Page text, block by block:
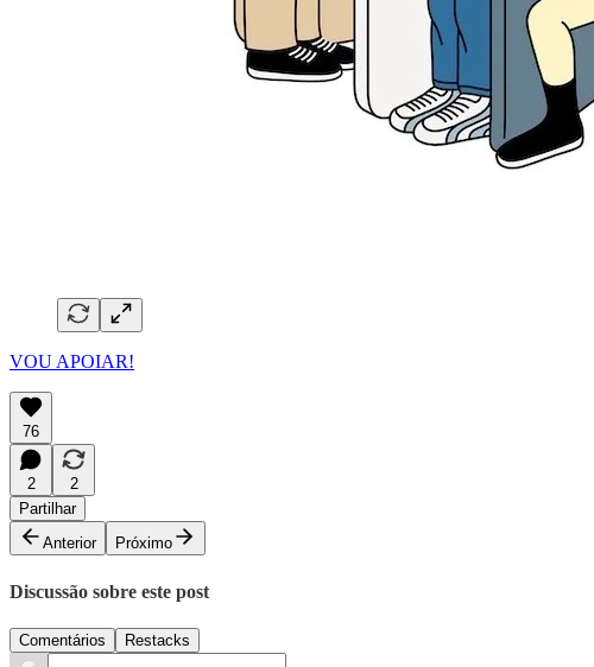
VOU APOIAR!
76
2
2
Partilhar
Anterior
Próximo
Discussão sobre este post
Comentários Restacks